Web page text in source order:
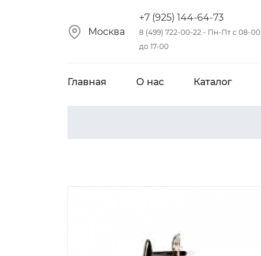
Москва
+7 (925) 144-64-73
8 (499) 722-00-22 - Пн-Пт с 08-00
до 17-00
Главная О нас Каталог